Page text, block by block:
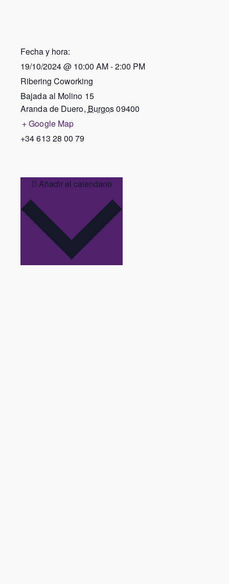
Fecha y hora:
19/10/2024@ 10:00 AM-2:00 PM
Ribering Coworking
Bajada al Molino 15
Aranda de Duero, Burgos09400
+ Google Map
+34 613 28 00 79